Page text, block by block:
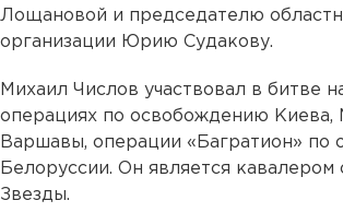
Лощановой и председателю
организации Юрию Судакову.
Михаил Числов участвовал в битве
операциях по освобождению Киева,
Варшавы, операции «Багратион» по
Белоруссии. Он является
Звезды.